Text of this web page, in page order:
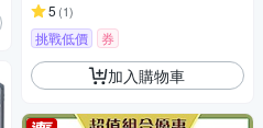
5 (1)
挑戰低價 券
加入購物車